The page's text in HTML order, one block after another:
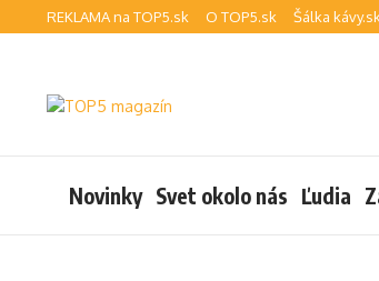
Preskočiť na obsah
REKLAMA na TOP5.sk O TOP5.sk Šálka kávy.sk
Novinky Svet okolo nás Ľudia